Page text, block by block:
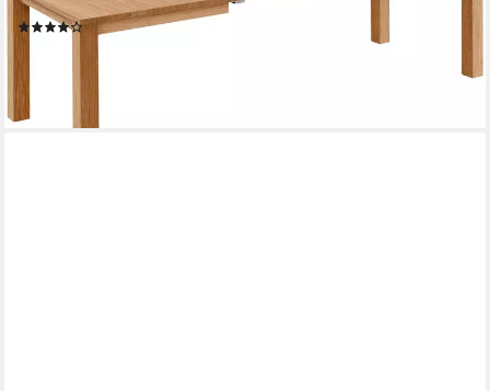
cm
(5)
lieferbar in 6 Wochen